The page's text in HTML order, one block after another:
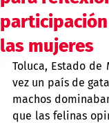
las mujeres
Toluca, Estado de
vez un país de
machos
que las felinas